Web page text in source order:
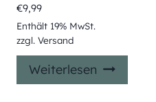
€9,99
Enthält 19% MwSt.
zzgl. Versand
Weiterlesen